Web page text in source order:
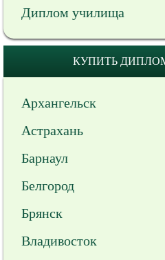
Диплом училища
КУПИТЬ
Архангельск
Астрахань
Барнаул
Белгород
Брянск
Владивосток